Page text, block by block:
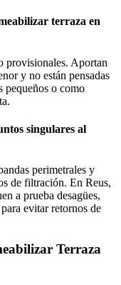
terraza en
provisionales. Aportan
y no están pensadas
pequeños o como
singulares al
perimetrales y
de filtración. En Reus,
a prueba desagües,
evitar retornos de
Terraza